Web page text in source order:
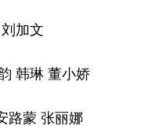
加文
韩琳 董小娇
蒙 张丽娜